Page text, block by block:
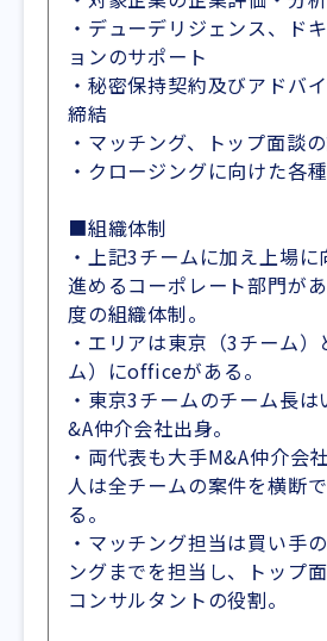
・デューデリジェンス、ド
ョンのサポート
・秘密保持契約及びアドバ
締結
・マッチング、トップ面談
・クロージングに向けた各
■組織体制
・上記3チームに加え上場
進めるコーポレート部門が
度の組織体制。
・エリアは東京（3チーム
ム）にofficeがある。
・東京3チームのチーム長
&A仲介会社出身。
・両代表も大手M&A仲介会
人は全チームの案件を横断
る。
・マッチング担当は買い手
ングまでを担当し、トップ
コンサルタントの役割。